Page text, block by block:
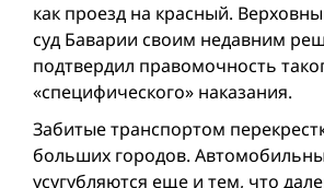
как проезд на красный.
суд Баварии своим недавним
подтвердил правомочность
«специфического» наказания.
Забитые транспортом
больших городов.
усугубляются еще и тем, что